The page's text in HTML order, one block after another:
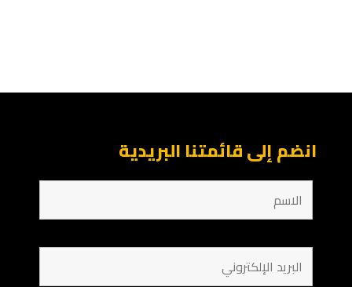
انضم إلى قائمتنا البريدية